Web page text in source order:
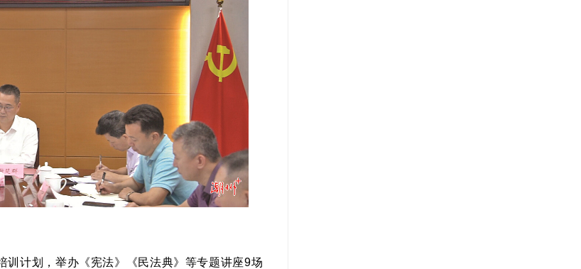
计划，举办《宪法》《民法典》等专题讲座9场